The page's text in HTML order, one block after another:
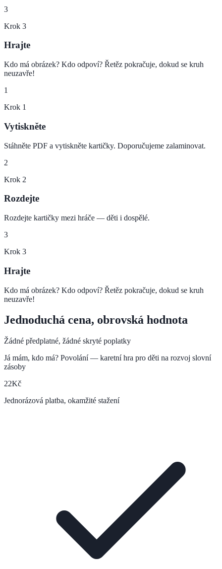
3
Krok 3
Hrajte
Kdo má obrázek? Kdo odpoví? Řetěz pokračuje, dokud se kruh
neuzavře!
1
Krok 1
Vytiskněte
Stáhněte PDF a vytiskněte kartičky. Doporučujeme zalaminovat.
2
Krok 2
Rozdejte
Rozdejte kartičky mezi hráče — děti i dospělé.
3
Krok 3
Hrajte
Kdo má obrázek? Kdo odpoví? Řetěz pokračuje, dokud se kruh
neuzavře!
Jednoduchá cena, obrovská hodnota
Žádné předplatné, žádné skryté poplatky
Já mám, kdo má? Povolání — karetní hra pro děti na rozvoj slovní
zásoby
22Kč
Jednorázová platba, okamžité stažení